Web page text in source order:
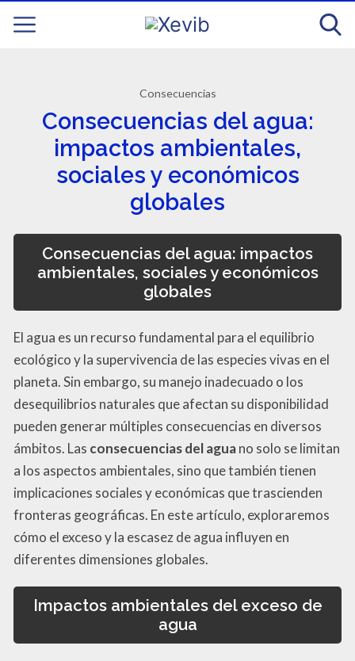
Consecuencias
Consecuencias del agua:
impactos ambientales,
sociales y económicos
globales
Consecuencias del agua: impactos
ambientales, sociales y económicos
globales
El agua es un recurso fundamental para el equilibrio
ecológico y la supervivencia de las especies vivas en el
planeta. Sin embargo, su manejo inadecuado o los
desequilibrios naturales que afectan su disponibilidad
pueden generar múltiples consecuencias en diversos
ámbitos. Las consecuencias del aguano solo se limitan
a los aspectos ambientales, sino que también tienen
implicaciones sociales y económicas que trascienden
fronteras geográficas. En este artículo, exploraremos
cómo el exceso y la escasez de agua influyen en
diferentes dimensiones globales.
Impactos ambientales del exceso de
agua